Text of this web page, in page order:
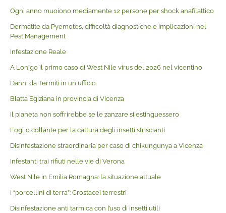
Ogni anno muoiono mediamente 12 persone per shock anafilattico
Dermatite da Pyemotes, difficoltà diagnostiche e implicazioni nel
Pest Management
Infestazione Reale
A Lonigo il primo caso di West Nile virus del 2026 nel vicentino
Danni da Termiti in un ufficio
Blatta Egiziana in provincia di Vicenza
Il pianeta non soffrirebbe se le zanzare si estinguessero
Foglio collante per la cattura degli insetti striscianti
Disinfestazione straordinaria per caso di chikungunya a Vicenza
Infestanti trai rifiuti nelle vie di Verona
West Nile in Emilia Romagna: la situazione attuale
I “porcellini di terra”: Crostacei terrestri
Disinfestazione anti tarmica con l’uso di insetti utili